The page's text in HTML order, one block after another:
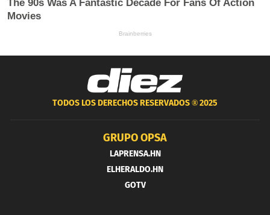
TODOS LOS DERECHOS RESERVADOS ®2025
GRUPO OPSA
LAPRENSA.HN
ELHERALDO.HN
GOTV